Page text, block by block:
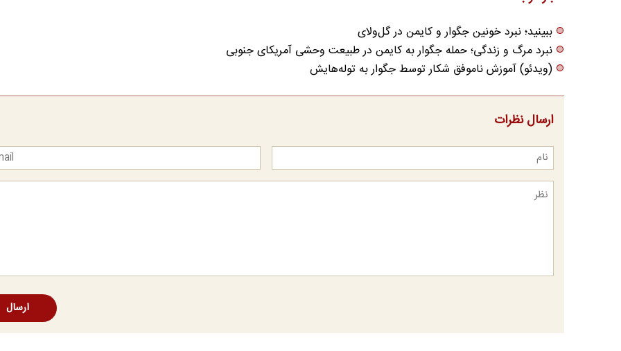
ببینید؛ نبرد خونین جگوار و کایمن در گل‌ولای
نبرد مرگ و زندگی؛ حمله جگوار به کایمن در طبیعت وحشی آمریکای جنوبی
(ویدئو) آموزش ناموفق شکار توسط جگوار به توله‌هایش
ارسال نظرات
ارسال